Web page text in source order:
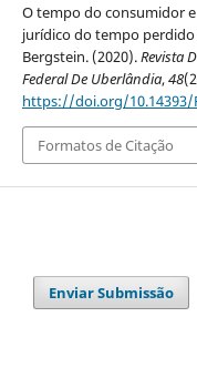
O tempo do consumidor
jurídico do tempo perdido
Bergstein. (2020).Revista
Federal De Uberlândia,48
https://doi.org/10.14393/
Formatos de Citação
Enviar Submissão